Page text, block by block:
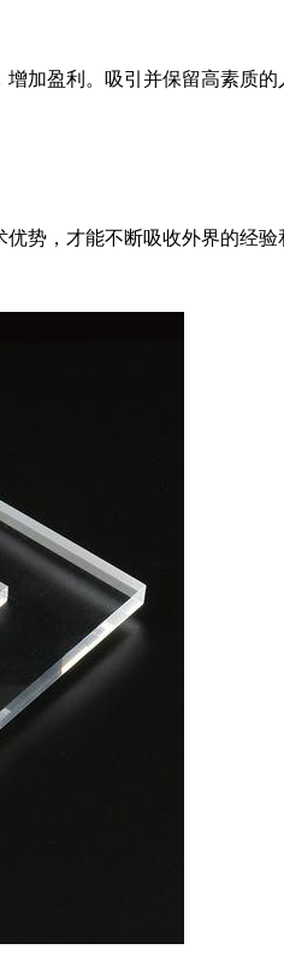
加盈利。吸引并保留高素质
势，才能不断吸收外界的经验